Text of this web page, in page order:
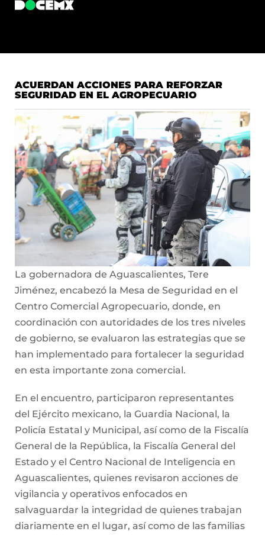
ACUERDAN ACCIONES PARA REFORZAR
SEGURIDAD EN EL AGROPECUARIO
La gobernadora de Aguascalientes, Tere
Jiménez, encabezó la Mesa de Seguridad en el
Centro Comercial Agropecuario, donde, en
coordinación con autoridades de los tres niveles
de gobierno, se evaluaron las estrategias que se
han implementado para fortalecer la seguridad
en esta importante zona comercial.
En el encuentro, participaron representantes
del Ejército mexicano, la Guardia Nacional, la
Policía Estatal y Municipal, así como de la Fiscalía
General de la República, la Fiscalía General del
Estado y el Centro Nacional de Inteligencia en
Aguascalientes, quienes revisaron acciones de
vigilancia y operativos enfocados en
salvaguardar la integridad de quienes trabajan
diariamente en el lugar, así como de las familias